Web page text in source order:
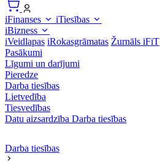
iFinanses
iTiesības
iBizness
iVeidlapas iRokasgrāmatas Žurnāls iFiT
Pasākumi
Līgumi un darījumi
Pieredze
Darba tiesības
Lietvedība
Tiesvedības
Datu aizsardzība Darba tiesības
Darba tiesības